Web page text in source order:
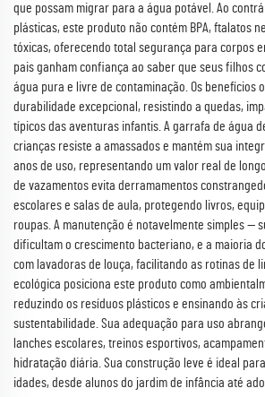
que possam migrar para a água potável. Ao
plásticas, este produto não contém BPA, ftalatos
tóxicas, oferecendo total segurança para corpos
pais ganham confiança ao saber que seus filhos
água pura e livre de contaminação. Os benefícios
durabilidade excepcional, resistindo a quedas,
típicos das aventuras infantis. A garrafa de água
crianças resiste a amassados e mantém sua
anos de uso, representando um valor real de
de vazamentos evita derramamentos
escolares e salas de aula, protegendo livros,
roupas. A manutenção é notavelmente simples —
dificultam o crescimento bacteriano, e a maioria
com lavadoras de louça, facilitando as rotinas de
ecológica posiciona este produto como
reduzindo os resíduos plásticos e ensinando às
sustentabilidade. Sua adequação para uso
lanches escolares, treinos esportivos,
hidratação diária. Sua construção leve é ideal
idades, desde alunos do jardim de infância até